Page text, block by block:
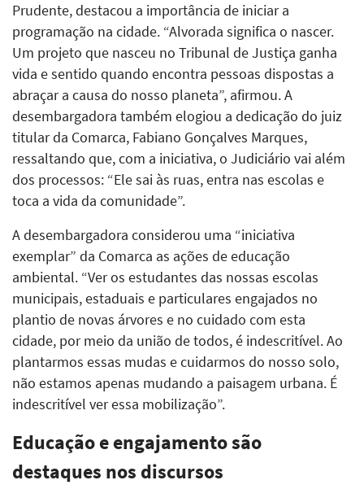
Prudente, destacou a importância de iniciar a
programação na cidade. “Alvorada significa o nascer.
Um projeto que nasceu no Tribunal de Justiça ganha
vida e sentido quando encontra pessoas dispostas a
abraçar a causa do nosso planeta”, afirmou. A
desembargadora também elogiou a dedicação do juiz
titular da Comarca, Fabiano Gonçalves Marques,
ressaltando que, com a iniciativa, o Judiciário vai além
dos processos: “Ele sai às ruas, entra nas escolas e
toca a vida da comunidade”.
A desembargadora considerou uma “iniciativa
exemplar” da Comarca as ações de educação
ambiental. “Ver os estudantes das nossas escolas
municipais, estaduais e particulares engajados no
plantio de novas árvores e no cuidado com esta
cidade, por meio da união de todos, é indescritível. Ao
plantarmos essas mudas e cuidarmos do nosso solo,
não estamos apenas mudando a paisagem urbana. É
indescritível ver essa mobilização”.
Educação e engajamento são
destaques nos discursos